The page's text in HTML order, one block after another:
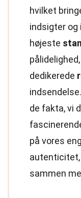
hvilket
indsigter og
højeste
dedikerede
de fakta, vi
på vores
sammen